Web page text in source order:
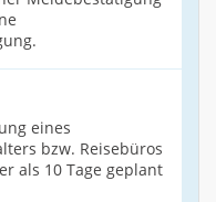
eines
bzw. Reisebüros
als 10 Tage geplant